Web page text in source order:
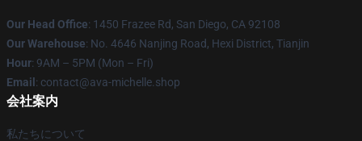
Our Head Office: 1450 Frazee Rd, San Diego, CA 92108
Our Warehouse: No. 4646 Nanjing Road, Hexi District, Tianjin
Hour: 9AM – 5PM (Mon – Fri)
Email : contact@ava-michelle.shop
会社案内
私たちについて